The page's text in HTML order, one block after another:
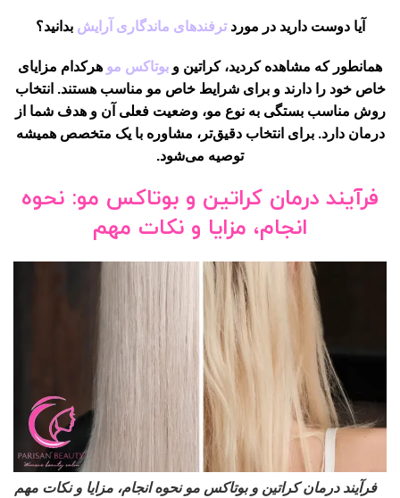
آیا دوست دارید در موردترفندهای ماندگاری آرایش بدانید؟
همانطور که مشاهده کردید، کراتین و بوتاکس مو هرکدام مزایای
خاص خود را دارند و برای شرایط خاص مو مناسب هستند. انتخاب
روش مناسب بستگی به نوع مو، وضعیت فعلی آن و هدف شما از
درمان دارد. برای انتخاب دقیق‌تر، مشاوره با یک متخصص همیشه
توصیه می‌شود.
فرآیند درمان کراتین و بوتاکس مو: نحوه
انجام، مزایا و نکات مهم
فرآیند درمان کراتین و بوتاکس مو نحوه انجام، مزایا و نکات مهم